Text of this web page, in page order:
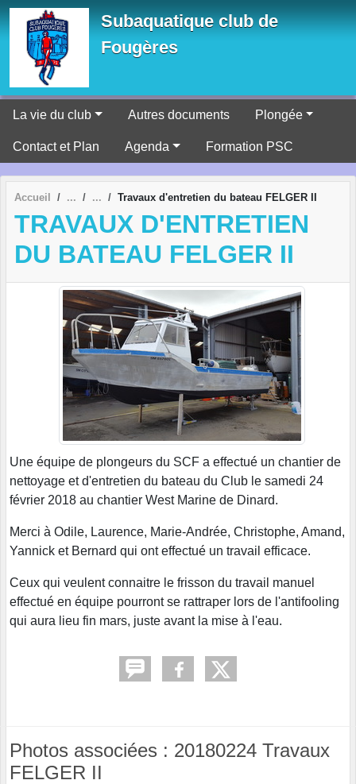
Subaquatique club de
Fougères
La vie du club Autres documents Plongée
Contact et Plan Agenda Formation PSC
Accueil Travaux d'entretien du bateau FELGER II
TRAVAUX D'ENTRETIEN
DU BATEAU FELGER II
Une équipe de plongeurs du SCF a effectué un chantier de
nettoyage et d'entretien du bateau du Club le samedi 24
février 2018 au chantier West Marine de Dinard.
Merci à Odile, Laurence, Marie-Andrée, Christophe, Amand,
Yannick et Bernard qui ont effectué un travail efficace.
Ceux qui veulent connaitre le frisson du travail manuel
effectué en équipe pourront se rattraper lors de l'antifooling
qui aura lieu fin mars, juste avant la mise à l'eau.
Photos associées : 20180224 Travaux
FELGER II
Panneau de gestion des cookies